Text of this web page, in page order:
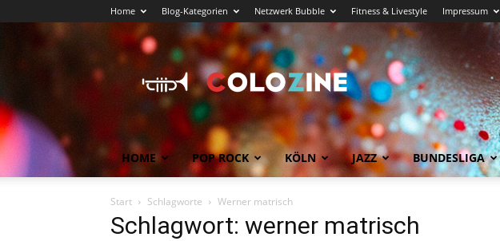
Home Blog-Kategorien Netzwerk Bubble Fitness & Livestyle Impressum
Köln
News
COLOZINE
Magazin
HOME POP ROCK KÖLN JAZZ BUNDESLIGA
Start Schlagworte Werner matrisch
Schlagwort: werner matrisch